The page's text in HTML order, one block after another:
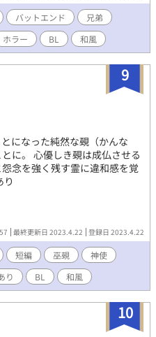
バットエンド
兄弟
ホラー BL 和風
9
になった純然な覡（かんな
に。 心優しき覡は成仏させる
念を強く残す霊に違和感を覚
最終更新日 2023.4.22 登録日 2023.4.22
短編 巫覡
神使
り BL 和風
10